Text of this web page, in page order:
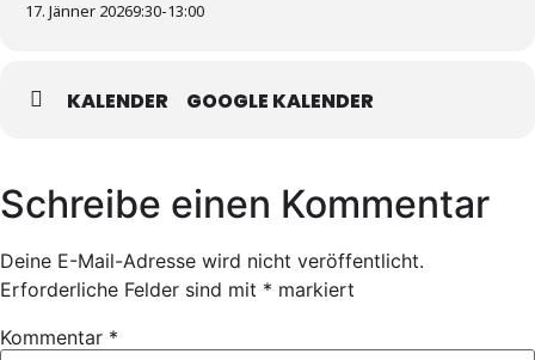
17. Jänner 20269:30-13:00
KALENDER GOOGLE KALENDER
Schreibe einen Kommentar
Deine E-Mail-Adresse wird nicht veröffentlicht.
Erforderliche Felder sind mit * markiert
Kommentar *